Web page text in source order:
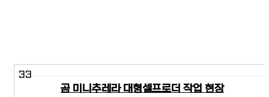
33
곰 미니추레라 대형셀프로더 작업 현장